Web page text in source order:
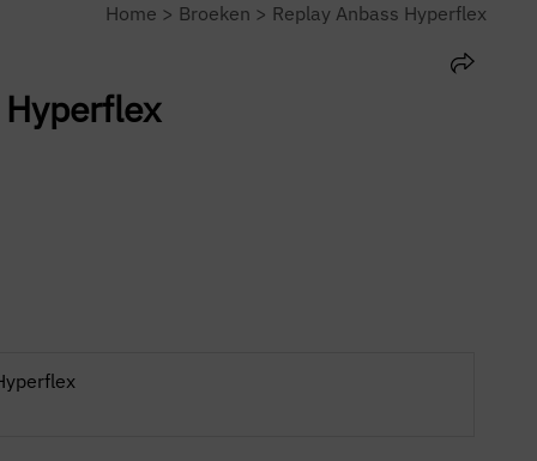
Home > Broeken > Replay Anbass Hyperflex